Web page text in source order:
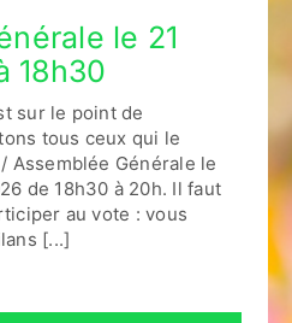
le 21
18h30
sur le point de
tous ceux qui le
Assemblée Générale le
de 18h30 à 20h. Il faut
au vote : vous
[...]